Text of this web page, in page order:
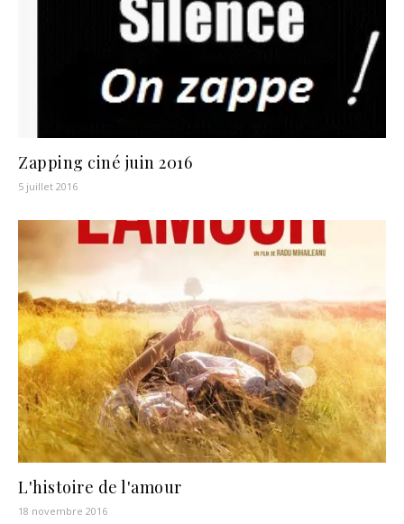
Zapping ciné juin 2016
5 juillet 2016
L'histoire de l'amour
18 novembre 2016